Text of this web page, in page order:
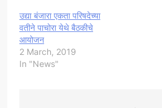
उद्या बंजारा एकता परिषदेच्या
वतीने पाचोरा येथे बैठकीचे
आयोजन
2 March, 2019
In "News"